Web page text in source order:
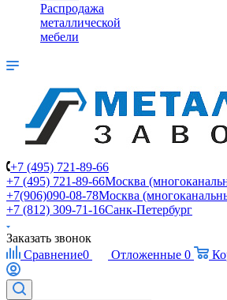
Распродажа
металлической
мебели
+7 (495) 721-89-66
+7 (495) 721-89-66Москва
+7(906)090-08-78Москва
+7 (812) 309-71-16Санк-Петербург
Заказать звонок
Сравнение0 Отложенные 0